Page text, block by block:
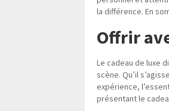
la différence. En
Offrir
Le cadeau de luxe
scène. Qu’il
expérience,
présentant le